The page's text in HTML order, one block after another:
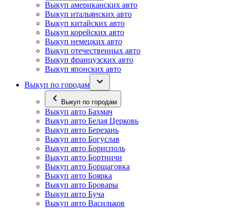
Выкуп американских авто
Выкуп итальянских авто
Выкуп китайских авто
Выкуп корейских авто
Выкуп немецких авто
Выкуп отечественных авто
Выкуп французских авто
Выкуп японских авто
Выкуп по городам
Выкуп по городам
Выкуп авто Бахмач
Выкуп авто Белая Церковь
Выкуп авто Березань
Выкуп авто Богуслав
Выкуп авто Борисполь
Выкуп авто Бортничи
Выкуп авто Борщаговка
Выкуп авто Боярка
Выкуп авто Бровары
Выкуп авто Буча
Выкуп авто Васильков